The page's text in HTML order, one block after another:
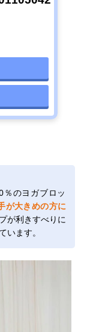
のヨガブロッ
が大きめの方に
が利きすべりに
います。